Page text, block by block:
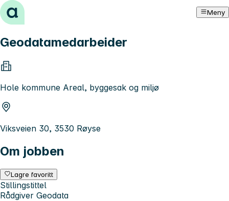
Hopp til innhold Meny
Geodatamedarbeider
Hole kommune Areal, byggesak og miljø
Viksveien 30, 3530 Røyse
Om jobben
Lagre favoritt
Stillingstittel
Rådgiver Geodata